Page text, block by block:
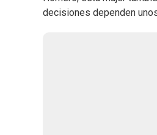
decisiones dependen